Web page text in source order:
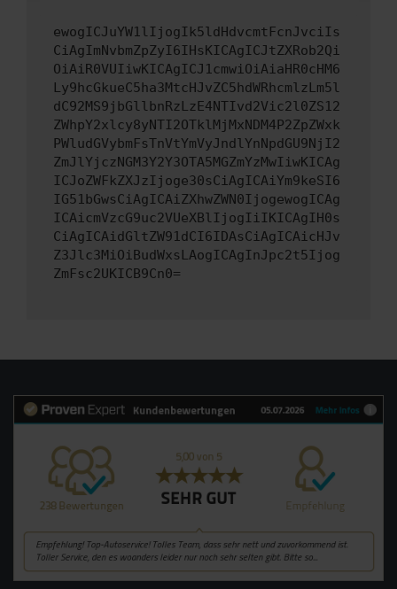
ewogICJuYW1lIjogIk5ldHdvcmtFcnJvciIs
CiAgImNvbmZpZyI6IHsKICAgICJtZXRob2Qi
OiAiR0VUIiwKICAgICJ1cmwiOiAiaHR0cHM6
Ly9hcGkueC5ha3MtcHJvZC5hdWRhcmlzLm5l
dC92MS9jbGllbnRzLzE4NTIvd2Vic2l0ZS12
ZWhpY2xlcy8yNTI2OTklMjMxNDM4P2ZpZWxk
PWludGVybmFsTnVtYmVyJndlYnNpdGU9NjI2
ZmJlYjczNGM3Y2Y3OTA5MGZmYzMwIiwKICAg
ICJoZWFkZXJzIjoge30sCiAgICAiYm9keSI6
IG51bGwsCiAgICAiZXhwZWN0IjogewogICAg
ICAicmVzcG9uc2VUeXBlIjogIiIKICAgIH0s
CiAgICAidGltZW91dCI6IDAsCiAgICAicHJv
Z3Jlc3MiOiBudWxsLAogICAgInJpc2t5Ijog
ZmFsc2UKICB9Cn0=